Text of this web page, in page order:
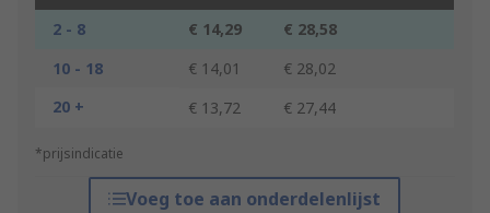
2 - 8 € 14,29
€ 28,58
10 - 18
€ 14,01
€ 28,02
20 +
€ 13,72 € 27,44
*prijsindicatie
Voeg toe aan onderdelenlijst